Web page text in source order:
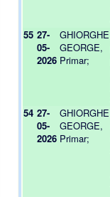
55 27-
05-
2026
GHIORGHE
GEORGE,
Primar;
54 27-
05-
2026
GHIORGHE
GEORGE,
Primar;